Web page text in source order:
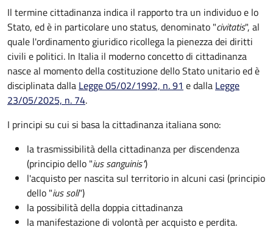
Il termine cittadinanza indica il rapporto tra un individuo e lo
Stato, ed è in particolare uno status, denominato "civitatis", al
quale l'ordinamento giuridico ricollega la pienezza dei diritti
civili e politici. In Italia il moderno concetto di cittadinanza
nasce al momento della costituzione dello Stato unitario ed è
disciplinata dalla Legge 05/02/1992, n. 91 e dalla Legge
23/05/2025, n. 74.
I principi su cui si basa la cittadinanza italiana sono:
la trasmissibilità della cittadinanza per discendenza
(principio dello "ius sanguinis")
l'acquisto per nascita sul territorio in alcuni casi (principio
dello "ius soli")
la possibilità della doppia cittadinanza
la manifestazione di volontà per acquisto e perdita.